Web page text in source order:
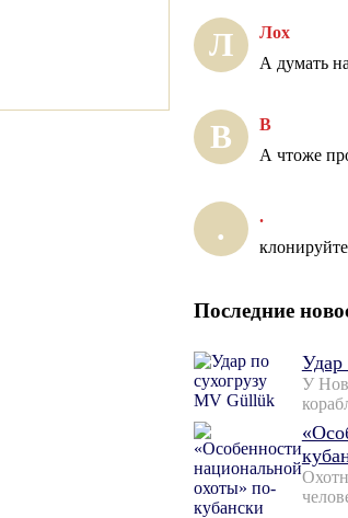
Л Лох
А думать
В В
А чтоже
. .
Последние
Удар
У